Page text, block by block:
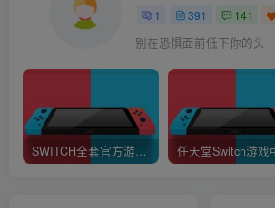
解决了在解压缩虚拟机时出现的可用
Parallels Desktop 需要软件包的大小
解决了无法删除 Windows XP 虚拟机
件夹的问题。
1 391 141
别在恐惧面前低下你的头
SWITCH全套官方游戏XCI下载 (不提供下载)